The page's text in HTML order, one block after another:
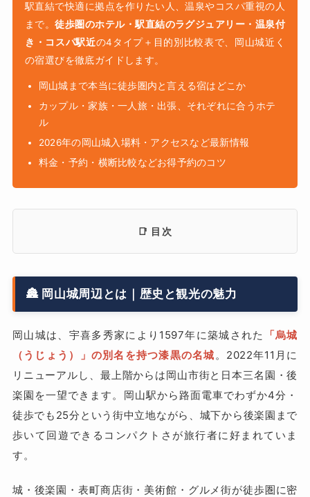
駅直結で快適に拠点を作りたい人、温泉やコスパ重視の人
まで。徒歩圏のホテル・駅直結のラグジュアリー・温泉付
き・コスパ駅近の4タイプ＋目的別比較表で、岡山城近く
の宿選びを徹底ガイドします。
岡山城まで本当に徒歩圏内と言える宿はどこか
カップル・家族・一人旅・出張、それぞれに合うホテ
ル
2026年の岡山城入場料・アクセスなど最新情報
料金・予約・横断比較などお得予約のコツ
📑 目次
🏯 岡山城周辺とは｜歴史と観光の魅力
岡山城は、宇喜多秀家により1597年に築城された
「烏城
（うじょう）」の別名を持つ漆黒の名城 。2022年11月に
リニューアルし、最上階からは岡山市街と日本三名園・後
楽園を一望できます。岡山駅から路面電車でわずか4分・
徒歩でも25分という街中立地ながら、城下から後楽園まで
歩いて回遊できるコンパクトさが旅行者に好まれていま
す。
城・後楽園・表町商店街・美術館・グルメ街が徒歩圏に密